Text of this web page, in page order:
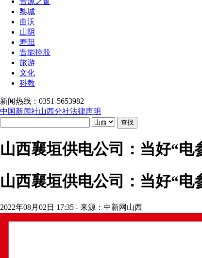
黎城
曲沃
山阴
寿阳
晋能控股
旅游
文化
科教
新闻热线：0351-5653982
中国新闻社山西分社法律声明
山西襄垣供电公司：当好“电
山西襄垣供电公司：当好“电
2022年08月02日 17:35 - 来源：中新网山西